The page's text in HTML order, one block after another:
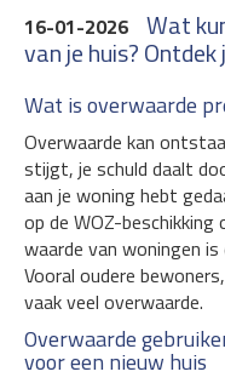
16-01-2026 Wat
van je huis?
Wat is overwaarde
Overwaarde kan
stijgt, je schuld daalt
aan je woning hebt
op de WOZ-
waarde van woningen
Vooral oudere
vaak veel overwaarde.
Overwaarde
voor een nieuw huis